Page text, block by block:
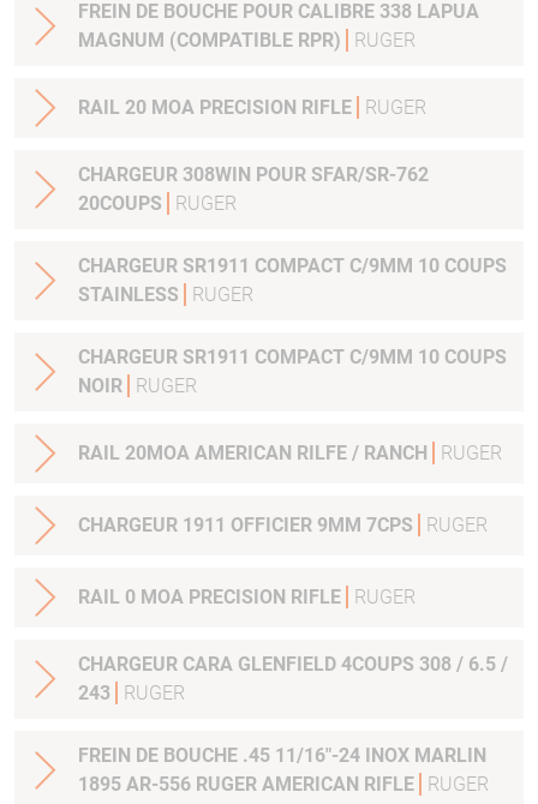
FREIN DE BOUCHE POUR CALIBRE 338 LAPUA
MAGNUM (COMPATIBLE RPR)
RUGER
RAIL 20 MOA PRECISION RIFLE RUGER
CHARGEUR 308WIN POUR SFAR/SR-762
20COUPS
RUGER
CHARGEUR SR1911 COMPACT C/9MM 10 COUPS
STAINLESS
RUGER
CHARGEUR SR1911 COMPACT C/9MM 10 COUPS
NOIR
RUGER
RAIL 20MOA AMERICAN RILFE / RANCH RUGER
CHARGEUR 1911 OFFICIER 9MM 7CPS RUGER
RAIL 0 MOA PRECISION RIFLE RUGER
CHARGEUR CARA GLENFIELD 4COUPS 308 / 6.5 /
243
RUGER
FREIN DE BOUCHE .45 11/16"-24 INOX MARLIN
1895 AR-556 RUGER AMERICAN RIFLE
RUGER